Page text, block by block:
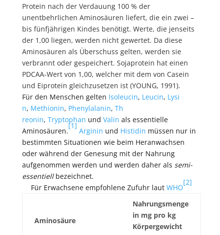
Protein nach der Verdauung 100 % der
unentbehrlichen Aminosäuren liefert, die ein zwei –
bis fünfjährigen Kindes benötigt. Werte, die jenseits
der 1,00 liegen, werden nicht gewertet. Da diese
Aminosäuren als Überschuss gelten, werden sie
verbrannt oder gespeichert. Sojaprotein hat einen
PDCAA-Wert von 1,00, welcher mit dem von Casein
und Eiprotein gleichzusetzen ist (YOUNG, 1991).
Für den Menschen gelten Isoleucin, Leucin, Lysi
n, Methionin, Phenylalanin, Th
reonin, Tryptophan und Valin als essentielle
Aminosäuren.
[1]
Arginin und Histidin müssen nur in
bestimmten Situationen wie beim Heranwachsen
oder während der Genesung mit der Nahrung
aufgenommen werden und werden daher als semi-
essentiell bezeichnet.
Für Erwachsene empfohlene Zufuhr laut WHO
[2]
Aminosäure
Nahrungsmenge
in mg pro kg
Körpergewicht